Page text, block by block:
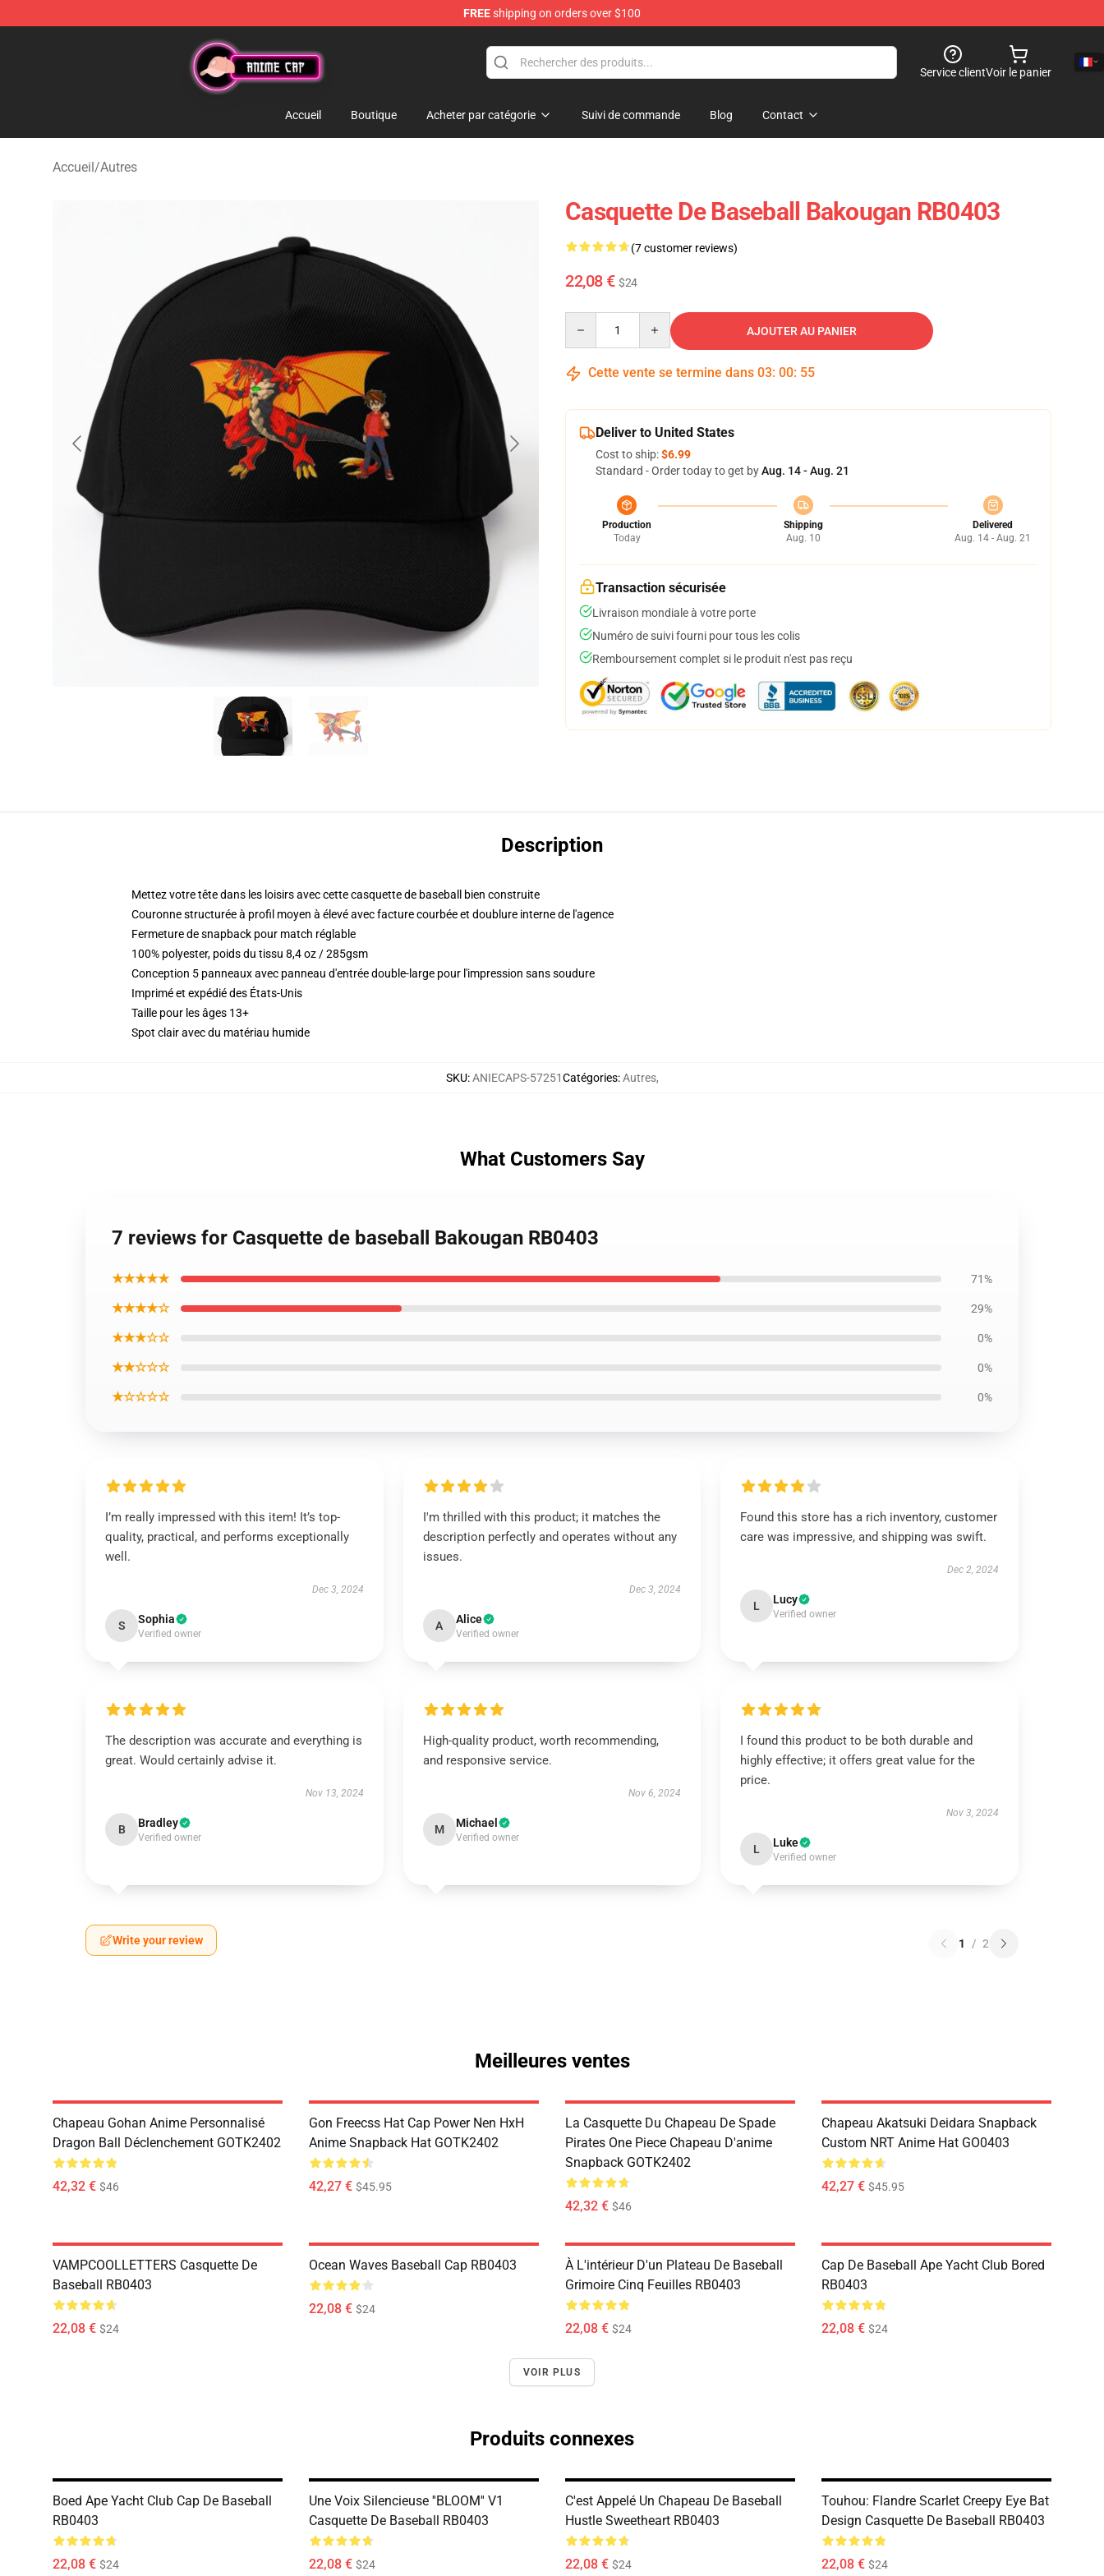
FREEshipping on orders over $100
Anime Cap Shop - The Best Store of Anime Cap
Service clientVoir le panier
Accueil Boutique Acheter par catégorie Suivi de commande Blog Contact
Accueil/Autres
Casquette De Baseball Bakougan RB0403
(7 customer reviews)
22,08 € $24
AJOUTER AU PANIER
Cette vente se termine dans 03: 00: 54
Deliver to United States
Cost to ship:$6.99
Standard - Order today to get byAug. 14 - Aug. 21
Production
Today
Shipping
Aug. 10
Delivered
Aug. 14 - Aug. 21
Transaction sécurisée
Livraison mondiale à votre porte
Numéro de suivi fourni pour tous les colis
Remboursement complet si le produit n'est pas reçu
Description
Mettez votre tête dans les loisirs avec cette casquette de baseball bien construite
Couronne structurée à profil moyen à élevé avec facture courbée et doublure interne de l'agence
Fermeture de snapback pour match réglable
100% polyester, poids du tissu 8,4 oz / 285gsm
Conception 5 panneaux avec panneau d'entrée double-large pour l'impression sans soudure
Imprimé et expédié des États-Unis
Taille pour les âges 13+
Spot clair avec du matériau humide
SKU:ANIECAPS-57251Catégories:Autres,
What Customers Say
7 reviews for Casquette de baseball Bakougan RB0403
★★★★★ 71%
★★★★☆ 29%
★★★☆☆ 0%
★★☆☆☆ 0%
★☆☆☆☆ 0%
I’m really impressed with this item! It’s top-
quality, practical, and performs exceptionally
well.
Dec 3, 2024
S Sophia
Verified owner
I'm thrilled with this product; it matches the
description perfectly and operates without any
issues.
Dec 3, 2024
A Alice
Verified owner
Found this store has a rich inventory, customer
care was impressive, and shipping was swift.
Dec 2, 2024
L Lucy
Verified owner
The description was accurate and everything is
great. Would certainly advise it.
Nov 13, 2024
B Bradley
Verified owner
High-quality product, worth recommending,
and responsive service.
Nov 6, 2024
M Michael
Verified owner
I found this product to be both durable and
highly effective; it offers great value for the
price.
Nov 3, 2024
L Luke
Verified owner
Write your review 1 / 2
Meilleures ventes
Chapeau Gohan Anime Personnalisé
Dragon Ball Déclenchement GOTK2402
42,32 € $46
Gon Freecss Hat Cap Power Nen HxH
Anime Snapback Hat GOTK2402
42,27 € $45.95
La Casquette Du Chapeau De Spade
Pirates One Piece Chapeau D'anime
Snapback GOTK2402
42,32 € $46
Chapeau Akatsuki Deidara Snapback
Custom NRT Anime Hat GO0403
42,27 € $45.95
VAMPCOOLLETTERS Casquette De
Baseball RB0403
22,08 € $24
Ocean Waves Baseball Cap RB0403
22,08 € $24
À L'intérieur D'un Plateau De Baseball
Grimoire Cinq Feuilles RB0403
22,08 € $24
Cap De Baseball Ape Yacht Club Bored
RB0403
22,08 € $24
VOIR PLUS
Produits connexes
Boed Ape Yacht Club Cap De Baseball
RB0403
22,08 € $24
Une Voix Silencieuse ''BLOOM'' V1
Casquette De Baseball RB0403
22,08 € $24
C'est Appelé Un Chapeau De Baseball
Hustle Sweetheart RB0403
22,08 € $24
Touhou: Flandre Scarlet Creepy Eye Bat
Design Casquette De Baseball RB0403
22,08 € $24